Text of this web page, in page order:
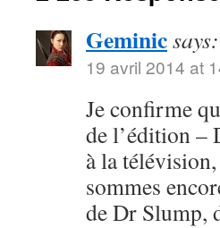
Geminicsays:
19 avril 2014 at
Je confirme
de l’édition –
à la
sommes
de Dr Slump,